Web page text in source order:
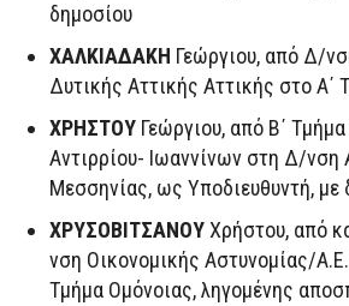
δημοσίου
ΧΑΛΚΙΑΔΑΚΗ Γεώργιου, από Δ/
Δυτικής Αττικής Αττικής στο Α΄
ΧΡΗΣΤΟΥ Γεώργιου, από Β΄
Αντιρρίου- Ιωαννίνων στη Δ/νση
Μεσσηνίας, ως Υποδιευθυντή, με
ΧΡΥΣΟΒΙΤΣΑΝΟΥΧρήστου, από
νση Οικονομικής Αστυνομίας/
Τμήμα Ομόνοιας, ληγομένης